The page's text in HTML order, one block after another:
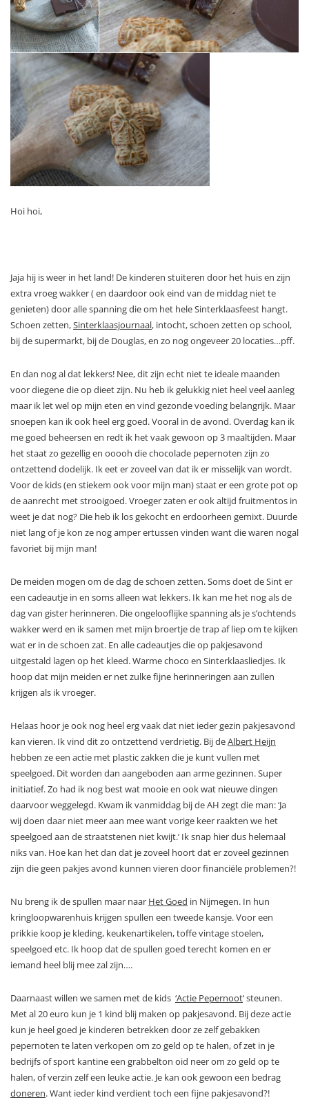
Hoi hoi,
Jaja hij is weer in het land! De kinderen stuiteren door het huis en zijn
extra vroeg wakker ( en daardoor ook eind van de middag niet te
genieten) door alle spanning die om het hele Sinterklaasfeest hangt.
Schoen zetten,Sinterklaasjournaal, intocht, schoen zetten op school,
bij de supermarkt, bij de Douglas, en zo nog ongeveer 20 locaties…pff.
En dan nog al dat lekkers! Nee, dit zijn echt niet te ideale maanden
voor diegene die op dieet zijn. Nu heb ik gelukkig niet heel veel aanleg
maar ik let wel op mijn eten en vind gezonde voeding belangrijk. Maar
snoepen kan ik ook heel erg goed. Vooral in de avond. Overdag kan ik
me goed beheersen en redt ik het vaak gewoon op 3 maaltijden. Maar
het staat zo gezellig en ooooh die chocolade pepernoten zijn zo
ontzettend dodelijk. Ik eet er zoveel van dat ik er misselijk van wordt.
Voor de kids (en stiekem ook voor mijn man) staat er een grote pot op
de aanrecht met strooigoed. Vroeger zaten er ook altijd fruitmentos in
weet je dat nog? Die heb ik los gekocht en erdoorheen gemixt. Duurde
niet lang of je kon ze nog amper ertussen vinden want die waren nogal
favoriet bij mijn man!
De meiden mogen om de dag de schoen zetten. Soms doet de Sint er
een cadeautje in en soms alleen wat lekkers. Ik kan me het nog als de
dag van gister herinneren. Die ongelooflijke spanning als je s’ochtends
wakker werd en ik samen met mijn broertje de trap af liep om te kijken
wat er in de schoen zat. En alle cadeautjes die op pakjesavond
uitgestald lagen op het kleed. Warme choco en Sinterklaasliedjes. Ik
hoop dat mijn meiden er net zulke fijne herinneringen aan zullen
krijgen als ik vroeger.
Helaas hoor je ook nog heel erg vaak dat niet ieder gezin pakjesavond
kan vieren. Ik vind dit zo ontzettend verdrietig. Bij deAlbert Heijn
hebben ze een actie met plastic zakken die je kunt vullen met
speelgoed. Dit worden dan aangeboden aan arme gezinnen. Super
initiatief. Zo had ik nog best wat mooie en ook wat nieuwe dingen
daarvoor weggelegd. Kwam ik vanmiddag bij de AH zegt die man: ‘Ja
wij doen daar niet meer aan mee want vorige keer raakten we het
speelgoed aan de straatstenen niet kwijt.’ Ik snap hier dus helemaal
niks van. Hoe kan het dan dat je zoveel hoort dat er zoveel gezinnen
zijn die geen pakjes avond kunnen vieren door financiële problemen?!
Nu breng ik de spullen maar naar Het Goed in Nijmegen. In hun
kringloopwarenhuis krijgen spullen een tweede kansje. Voor een
prikkie koop je kleding, keukenartikelen, toffe vintage stoelen,
speelgoed etc. Ik hoop dat de spullen goed terecht komen en er
iemand heel blij mee zal zijn….
Daarnaast willen we samen met de kids ‘Actie Pepernoot‘ steunen.
Met al 20 euro kun je 1 kind blij maken op pakjesavond. Bij deze actie
kun je heel goed je kinderen betrekken door ze zelf gebakken
pepernoten te laten verkopen om zo geld op te halen, of zet in je
bedrijfs of sport kantine een grabbelton oid neer om zo geld op te
halen, of verzin zelf een leuke actie. Je kan ook gewoon een bedrag
doneren. Want ieder kind verdient toch een fijne pakjesavond?!